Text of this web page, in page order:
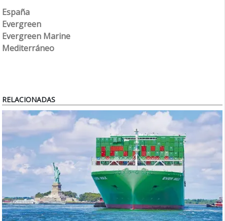
España
Evergreen
Evergreen Marine
Mediterráneo
RELACIONADAS